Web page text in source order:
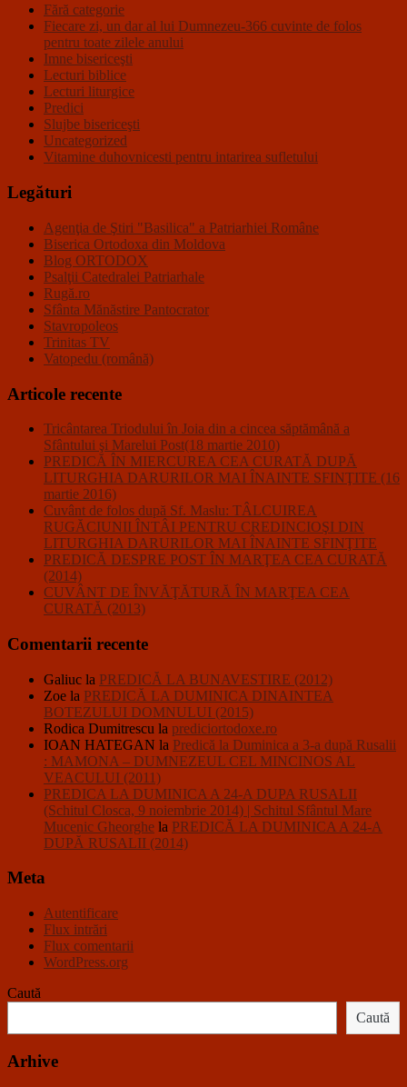
Fără categorie
Fiecare zi, un dar al lui Dumnezeu-366 cuvinte de folos
pentru toate zilele anului
Imne bisericeşti
Lecturi biblice
Lecturi liturgice
Predici
Slujbe bisericeşti
Uncategorized
Vitamine duhovnicesti pentru intarirea sufletului
Legături
Agenţia de Ştiri "Basilica" a Patriarhiei Române
Biserica Ortodoxa din Moldova
Blog ORTODOX
Psalţii Catedralei Patriarhale
Rugă.ro
Sfânta Mănăstire Pantocrator
Stavropoleos
Trinitas TV
Vatopedu (română)
Articole recente
Tricântarea Triodului în Joia din a cincea săptămână a
Sfântului şi Marelui Post(18 martie 2010)
PREDICĂ ÎN MIERCUREA CEA CURATĂ DUPĂ
LITURGHIA DARURILOR MAI ÎNAINTE SFINŢITE (16
martie 2016)
Cuvânt de folos după Sf. Maslu: TÂLCUIREA
RUGĂCIUNII ÎNTÂI PENTRU CREDINCIOŞI DIN
LITURGHIA DARURILOR MAI ÎNAINTE SFINŢITE
PREDICĂ DESPRE POST ÎN MARŢEA CEA CURATĂ
(2014)
CUVÂNT DE ÎNVĂŢĂTURĂ ÎN MARŢEA CEA
CURATĂ (2013)
Comentarii recente
Galiuc la PREDICĂ LA BUNAVESTIRE (2012)
Zoe la PREDICĂ LA DUMINICA DINAINTEA
BOTEZULUI DOMNULUI (2015)
Rodica Dumitrescu la prediciortodoxe.ro
IOAN HATEGAN la Predică la Duminica a 3-a după Rusalii
: MAMONA – DUMNEZEUL CEL MINCINOS AL
VEACULUI (2011)
PREDICA LA DUMINICA A 24-A DUPA RUSALII
(Schitul Closca, 9 noiembrie 2014) | Schitul Sfântul Mare
Mucenic Gheorghe la PREDICĂ LA DUMINICA A 24-A
DUPĂ RUSALII (2014)
Meta
Autentificare
Flux intrări
Flux comentarii
WordPress.org
Caută
Caută
Arhive